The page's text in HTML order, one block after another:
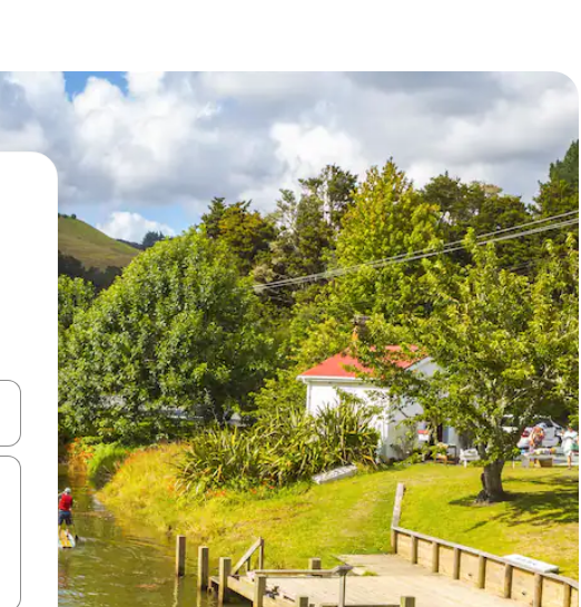
ನ್ಯಾವಿಗೇಟ್ ಮಾಡಿ ಅಥವಾ ಸ್ಪರ್ಶ ಅಥವಾ ಸ್ವೈಪ್ ಗೆಸ್ಚರ್‌ಗಳ ಮೂಲಕ ಅನ್ವೇಷಿಸಿ.